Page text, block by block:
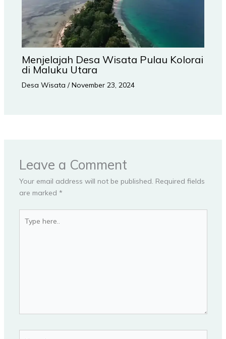
Menjelajah Desa Wisata Pulau Kolorai
di Maluku Utara
Desa Wisata /November 23, 2024
Leave a Comment
Your email address will not be published. Required fields
are marked *
here..